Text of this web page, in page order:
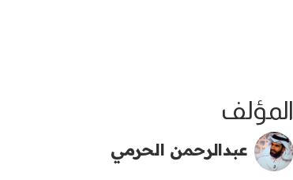
المؤلف
عبدالرحمن الحرمي